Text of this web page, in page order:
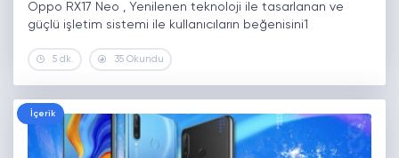
Oppo RX17 Neo , Yenilenen teknoloji ile tasarlanan ve
güçlü işletim sistemi ile kullanıcıların beğenisini1
5 dk. 35 Okundu
İçerik